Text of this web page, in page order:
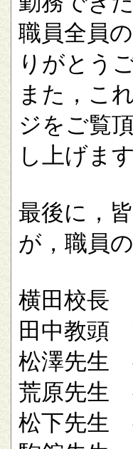
職員全員
りがとう
また，こ
ジをご覧
し上げます
最後に，
が，職員
横田校長
田中教頭
松澤先生
荒原先生
松下先生